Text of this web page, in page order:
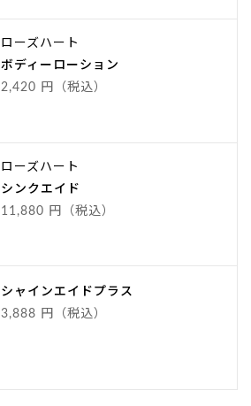
ローズハート
ボディーローション
2,420 円（税込）
ローズハート
シンクエイド
11,880 円（税込）
シャインエイドプラス
3,888 円（税込）